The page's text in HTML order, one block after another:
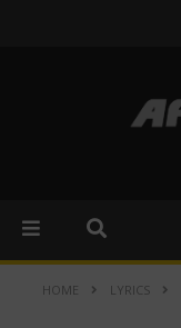
HOME LYRICS